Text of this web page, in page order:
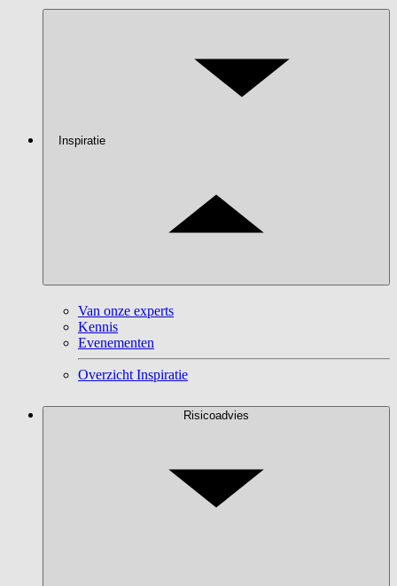
Inspiratie
Van onze experts
Kennis
Evenementen
Overzicht Inspiratie
Risicoadvies